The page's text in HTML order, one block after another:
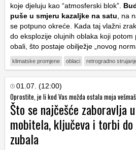
koje djeluju kao “atmosferski blok”.
puše u smjeru kazaljke na satu , na
se potpuno okreće. Kada taj vlažni
do eksplozije olujnih oblaka koji
obali, što postaje obilježje „novog
klimatske promjene oblaci retrogradno
01.07. (12:00)
Oprostite, je li kod Vas možda ostala moja
Što se najčešće zaboravlja
mobitela, ključeva i torbi
zubala